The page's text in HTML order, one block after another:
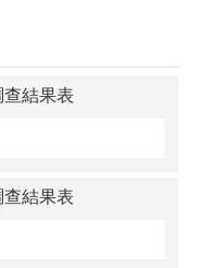
結果表
結果表